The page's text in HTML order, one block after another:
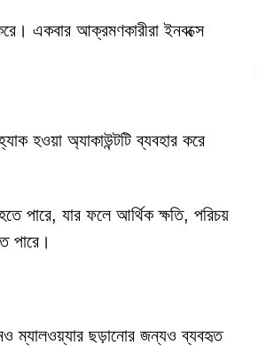
একবার আক্রমণকারীরা ইনবক্সে
হওয়া অ্যাকাউন্টটি ব্যবহার করে
পারে, যার ফলে আর্থিক ক্ষতি, পরিচয়
পারে।
ম্যালওয়্যার ছড়ানোর জন্যও ব্যবহৃত